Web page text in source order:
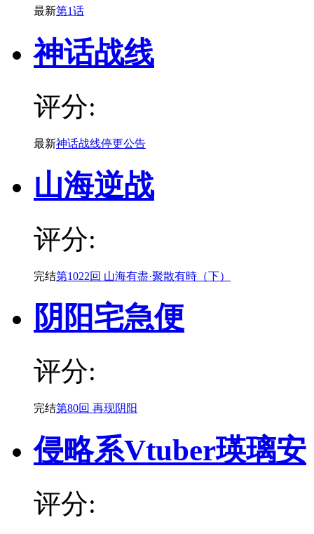
最新第1话
神话战线
评分:
最新神话战线停更公告
山海逆战
评分:
完结第1022回 山海有盡·聚散有時（下）
阴阳宅急便
评分:
完结第80回 再现阴阳
侵略系Vtuber瑛璃安
评分: